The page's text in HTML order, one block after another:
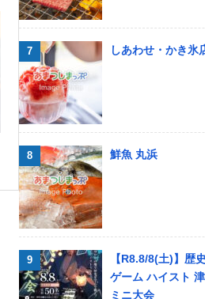
しあわせ・かき氷
鮮魚 丸浜
【R8.8/8(土)】歴
ゲーム ハイスト
ミニ大会